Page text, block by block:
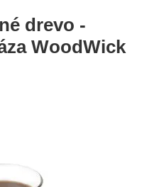
drevo -
WoodWick